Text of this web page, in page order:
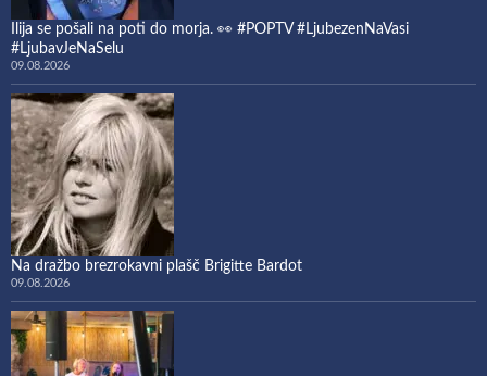
Ilija se pošali na poti do morja. 👀 #POPTV #LjubezenNaVasi
#LjubavJeNaSelu
09.08.2026
Na dražbo brezrokavni plašč Brigitte Bardot
09.08.2026